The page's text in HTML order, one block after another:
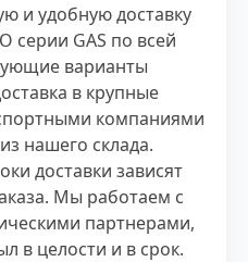
и удобную доставку
серии GAS по всей
варианты
в крупные
компаниями
нашего склада.
доставки зависят
Мы работаем с
партнерами,
в целости и в срок.